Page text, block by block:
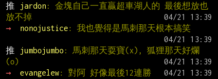
推
jardon: 金塊自己一直贏超車湖人的 最後想放也
放不掉
→
nonojustice : 我也覺得是馬刺那天根本搞笑
推
jumbojumbo : 馬刺那天耍寶(x), 狐狸那天好爛
(o)
→
evangelew: 對阿 好像最後12連勝